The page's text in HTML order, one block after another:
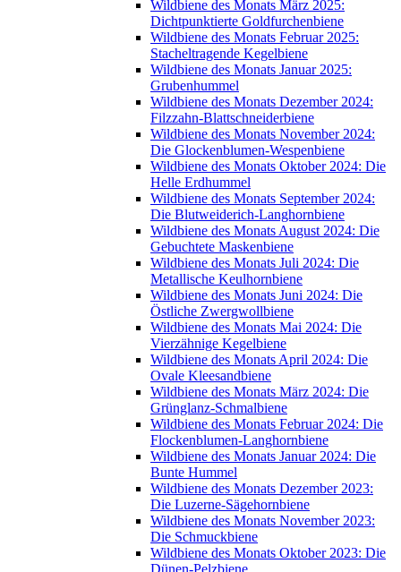
Wildbiene des Monats März 2025:
Dichtpunktierte Goldfurchenbiene
Wildbiene des Monats Februar 2025:
Stacheltragende Kegelbiene
Wildbiene des Monats Januar 2025:
Grubenhummel
Wildbiene des Monats Dezember 2024:
Filzzahn-Blattschneiderbiene
Wildbiene des Monats November 2024:
Die Glockenblumen-Wespenbiene
Wildbiene des Monats Oktober 2024: Die
Helle Erdhummel
Wildbiene des Monats September 2024:
Die Blutweiderich-Langhornbiene
Wildbiene des Monats August 2024: Die
Gebuchtete Maskenbiene
Wildbiene des Monats Juli 2024: Die
Metallische Keulhornbiene
Wildbiene des Monats Juni 2024: Die
Östliche Zwergwollbiene
Wildbiene des Monats Mai 2024: Die
Vierzähnige Kegelbiene
Wildbiene des Monats April 2024: Die
Ovale Kleesandbiene
Wildbiene des Monats März 2024: Die
Grünglanz-Schmalbiene
Wildbiene des Monats Februar 2024: Die
Flockenblumen-Langhornbiene
Wildbiene des Monats Januar 2024: Die
Bunte Hummel
Wildbiene des Monats Dezember 2023:
Die Luzerne-Sägehornbiene
Wildbiene des Monats November 2023:
Die Schmuckbiene
Wildbiene des Monats Oktober 2023: Die
Dünen-Pelzbiene